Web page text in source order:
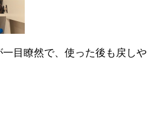
目瞭然で、使った後も戻しや